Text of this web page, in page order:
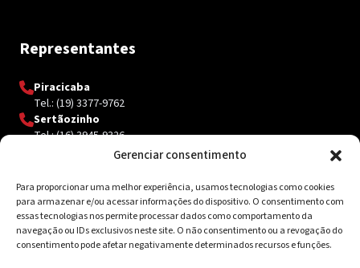
Gerenciar consentimento
Para proporcionar uma melhor experiência, usamos tecnologias como cookies
para armazenar e/ou acessar informações do dispositivo. O consentimento com
essas tecnologias nos permite processar dados como comportamento da
navegação ou IDs exclusivos neste site. O não consentimento ou a revogação do
consentimento pode afetar negativamente determinados recursos e funções.
Representantes
Piracicaba
Tel.: (19) 3377-9762
Sertãozinho
Tel.: (16) 3945-9326
Contato
Av. Inácio Curi, 3340 Jardim Sanzovo CEP: 17.204-350
(14) 98159-0142